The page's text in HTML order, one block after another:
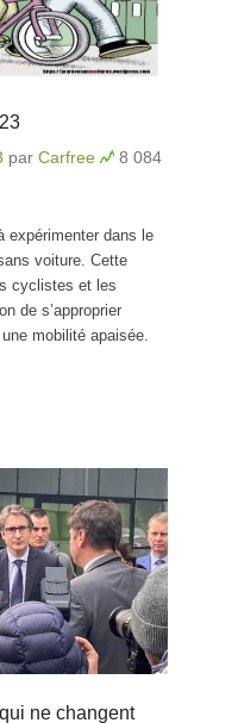
par Carfree
8 084
expérimenter dans le
voiture. Cette
cyclistes et les
de s’approprier
mobilité apaisée.
ne changent